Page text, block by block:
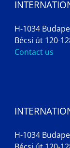
H-1034
Bécsi út 120-
Contact us
H-1034